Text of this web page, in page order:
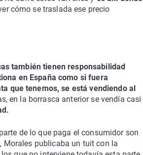
cómo se traslada ese precio
también tienen responsabilidad
en España como si fuera
que tenemos, se está vendiendo al
en la borrasca anterior se vendía casi
de lo que paga el consumidor son
Morales publicaba un tuit con la